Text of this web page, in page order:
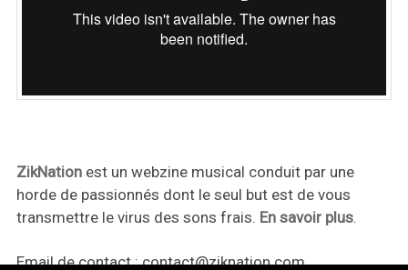
ZikNationest un webzine musical conduit par une
horde de passionnés dont le seul but est de vous
transmettre le virus des sons frais. En savoir plus.
Email de contact :contact@ziknation.com